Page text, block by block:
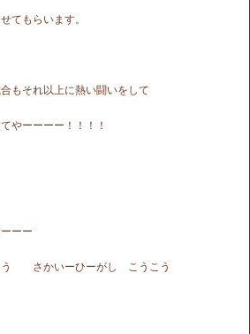
てもらいます。
もそれ以上に熱い闘いをして
やーーーー！！！！
ーー
さかいーひーがし こうこう